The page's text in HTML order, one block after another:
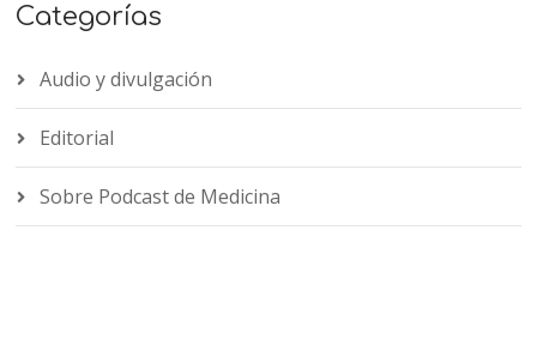
Categorías
Audio y divulgación
Editorial
Sobre Podcast de Medicina